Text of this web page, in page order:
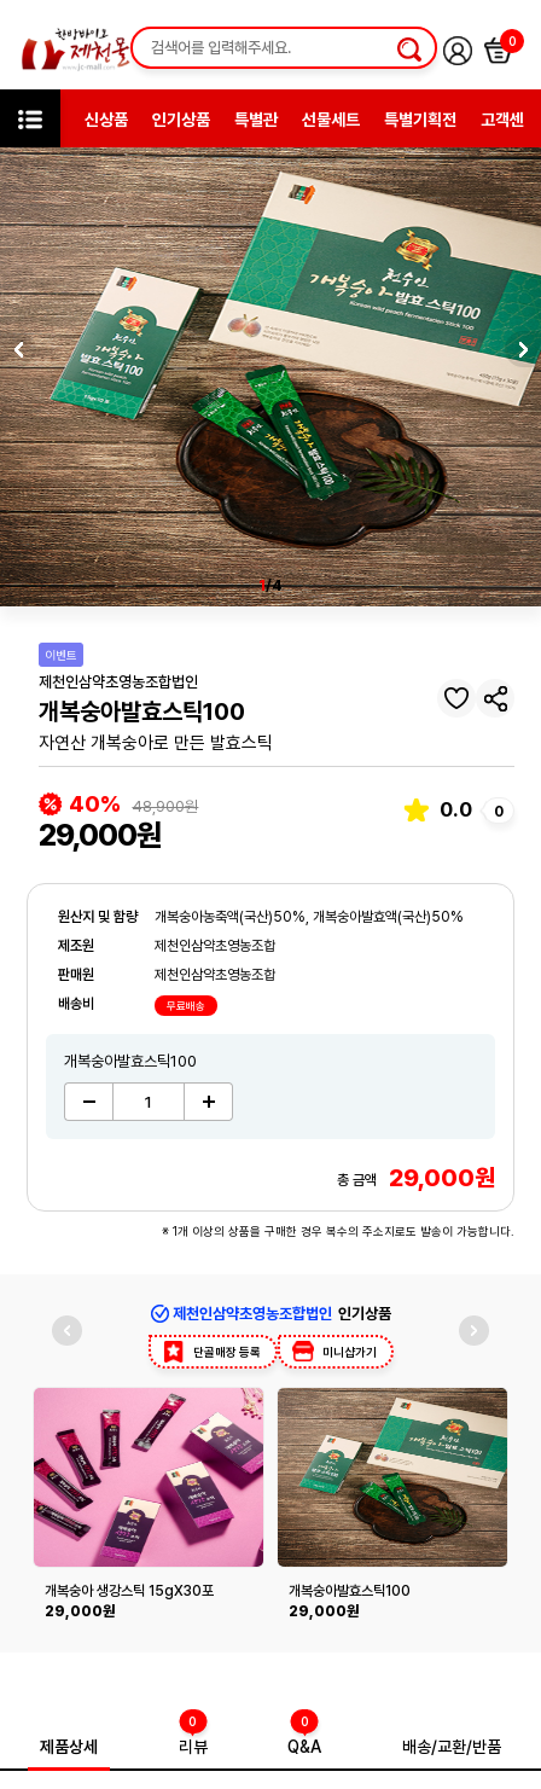
0
신상품 인기상품 특별관 선물세트 특별기획전 고객센터
카테고리 한방건강식품
1/4
이벤트
제천인삼약초영농조합법인
개복숭아발효스틱100
자연산 개복숭아로 만든 발효스틱
40% 48,900원
29,000원
0.0 0
원산지 및 함량
개복숭아농축액(국산)50%, 개복숭아발효액(국산)50%
제조원
제천인삼약초영농조합
판매원
제천인삼약초영농조합
배송비
무료배송
개복숭아발효스틱100
총 금액 29,000원
※ 1개 이상의 상품을 구매한 경우 복수의 주소지로도 발송이 가능합니다.
제천인삼약초영농조합법인 인기상품
단골매장 등록 미니샵가기
개복숭아 생강스틱 15gX30포
29,000원
개복숭아발효스틱100
29,000원
제품상세 리뷰
0
Q&A
0
배송/교환/반품